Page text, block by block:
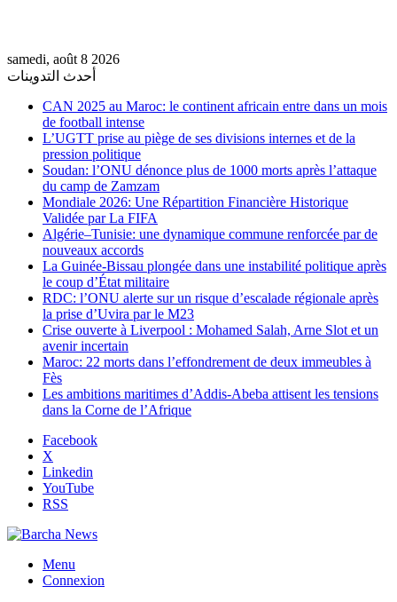
samedi, août 8 2026
أحدث التدوينات
CAN 2025 au Maroc: le continent africain entre dans un mois
de football intense
L’UGTT prise au piège de ses divisions internes et de la
pression politique
Soudan: l’ONU dénonce plus de 1000 morts après l’attaque
du camp de Zamzam
Mondiale 2026: Une Répartition Financière Historique
Validée par La FIFA
Algérie–Tunisie: une dynamique commune renforcée par de
nouveaux accords
La Guinée-Bissau plongée dans une instabilité politique après
le coup d’État militaire
RDC: l’ONU alerte sur un risque d’escalade régionale après
la prise d’Uvira par le M23
Crise ouverte à Liverpool : Mohamed Salah, Arne Slot et un
avenir incertain
Maroc: 22 morts dans l’effondrement de deux immeubles à
Fès
Les ambitions maritimes d’Addis-Abeba attisent les tensions
dans la Corne de l’Afrique
Facebook
X
Linkedin
YouTube
RSS
Menu
Connexion